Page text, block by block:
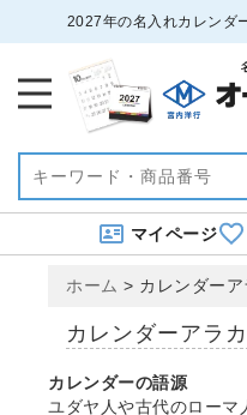
2027年の名入れカレンダ
マイページ
ホーム > カレンダーア
カレンダーアラ
カレンダーの語源
ユダヤ人や古代のロー